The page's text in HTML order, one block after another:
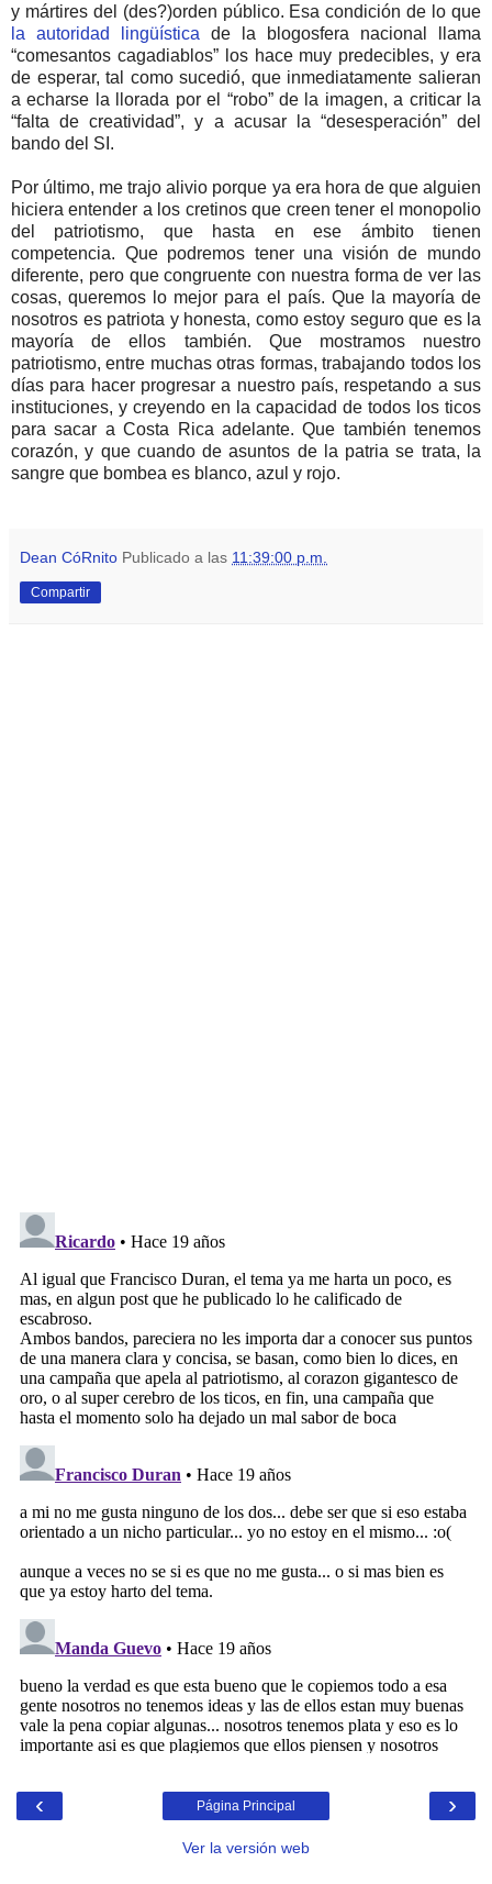
y mártires del (des?)orden público. Esa condición de lo que
la autoridad lingüística de la blogosfera nacional llama
“comesantos cagadiablos” los hace muy predecibles, y era
de esperar, tal como sucedió, que inmediatamente salieran
a echarse la llorada por el “robo” de la imagen, a criticar la
“falta de creatividad”, y a acusar la “desesperación” del
bando del SI.
Por último, me trajo alivio porque ya era hora de que alguien
hiciera entender a los cretinos que creen tener el monopolio
del patriotismo, que hasta en ese ámbito tienen
competencia. Que podremos tener una visión de mundo
diferente, pero que congruente con nuestra forma de ver las
cosas, queremos lo mejor para el país. Que la mayoría de
nosotros es patriota y honesta, como estoy seguro que es la
mayoría de ellos también. Que mostramos nuestro
patriotismo, entre muchas otras formas, trabajando todos los
días para hacer progresar a nuestro país, respetando a sus
instituciones, y creyendo en la capacidad de todos los ticos
para sacar a Costa Rica adelante. Que también tenemos
corazón, y que cuando de asuntos de la patria se trata, la
sangre que bombea es blanco, azul y rojo.
Dean CóRnito Publicado a las 11:39:00 p.m.
Compartir
‹ ›
Página Principal
Ver la versión web